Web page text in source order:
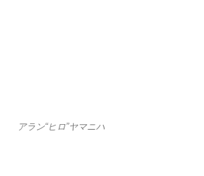
アラン“ヒロ”ヤマニハ